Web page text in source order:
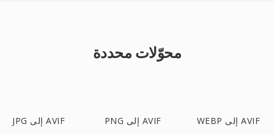
محوّلات محددة
JPG إلى AVIF PNG إلى AVIF WEBP إلى AVIF